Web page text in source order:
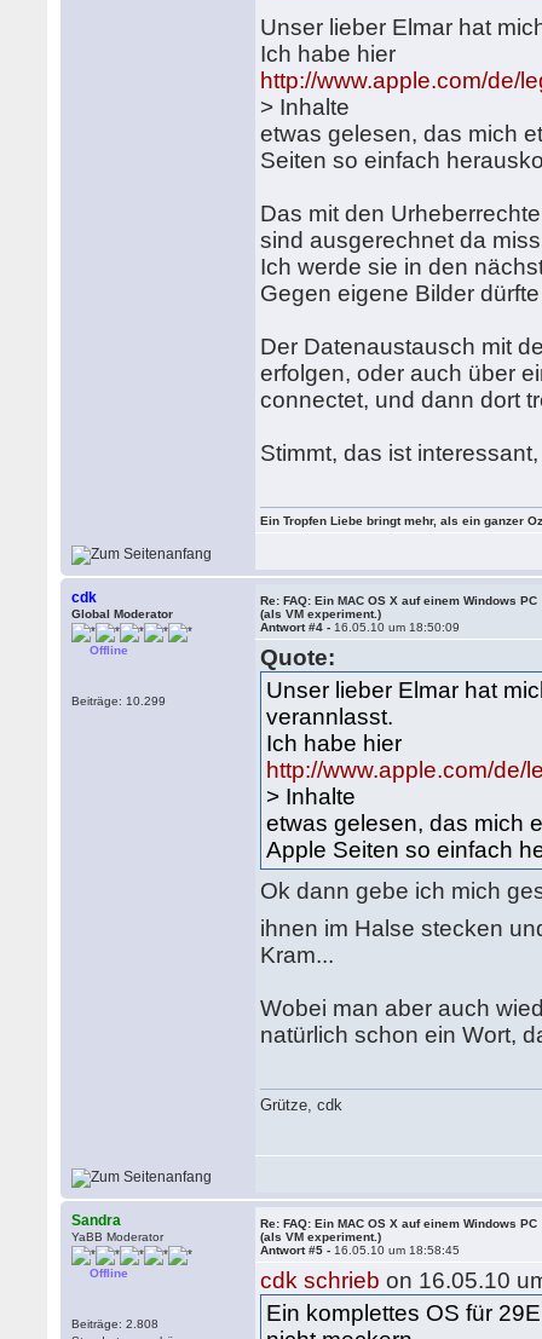
Unser lieber Elmar hat
Ich habe hier
http://www.apple.com/de/
> Inhalte
etwas gelesen, das mich
Seiten so einfach
Das mit den
sind ausgerechnet da
Ich werde sie in den
Gegen eigene Bilder
Der Datenaustausch mit
erfolgen, oder auch über
connectet, und dann dort
Stimmt, das ist
Ein Tropfen Liebe bringt mehr, als ein ganzer
cdk
Global Moderator
Offline
Beiträge: 10.299
Re: FAQ: Ein MAC OS X auf einem Windows PC
(als VM experiment.)
Antwort #4 - 16.05.10 um 18:50:09
Quote:
Unser lieber Elmar hat
verannlasst.
Ich habe hier
http://www.apple.com/de/
> Inhalte
etwas gelesen, das mich
Apple Seiten so einfach
Ok dann gebe ich mich
ihnen im Halse stecken
Kram...
Wobei man aber auch
natürlich schon ein Wort,
Grütze, cdk
Sandra
YaBB Moderator
Offline
Beiträge: 2.808
Re: FAQ: Ein MAC OS X auf einem Windows PC
(als VM experiment.)
Antwort #5 - 16.05.10 um 18:58:45
cdk schrieb on 16.05.10
Ein komplettes OS für